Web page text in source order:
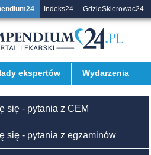
Indeks24 GdzieSkierowac24
ekspertów Wydarzenia
się - pytania z CEM
się - pytania z egzaminów